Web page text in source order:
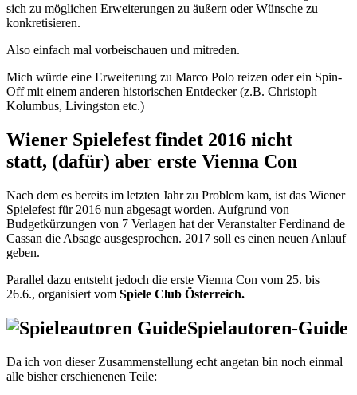
sich zu möglichen Erweiterungen zu äußern oder Wünsche zu
konkretisieren.
Also einfach mal vorbeischauen und mitreden.
Mich würde eine Erweiterung zu Marco Polo reizen oder ein Spin-
Off mit einem anderen historischen Entdecker (z.B. Christoph
Kolumbus, Livingston etc.)
Wiener Spielefest findet 2016 nicht
statt, (dafür) aber erste Vienna Con
Nach dem es bereits im letzten Jahr zu Problem kam, ist das Wiener
Spielefest für 2016 nun abgesagt worden. Aufgrund von
Budgetkürzungen von 7 Verlagen hat der Veranstalter Ferdinand de
Cassan die Absage ausgesprochen. 2017 soll es einen neuen Anlauf
geben.
Parallel dazu entsteht jedoch die erste Vienna Con vom 25. bis
26.6., organisiert vom Spiele Club Österreich.
Spielautoren-Guide
Da ich von dieser Zusammenstellung echt angetan bin noch einmal
alle bisher erschienenen Teile: